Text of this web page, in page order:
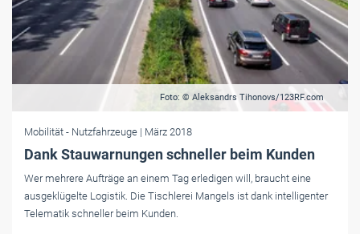
Foto: © Aleksandrs Tihonovs/123RF.com
Mobilität - Nutzfahrzeuge | März 2018
Dank Stauwarnungen schneller beim Kunden
Wer mehrere Aufträge an einem Tag erledigen will, braucht eine
ausgeklügelte Logistik. Die Tischlerei Mangels ist dank intelligenter
Telematik schneller beim Kunden.